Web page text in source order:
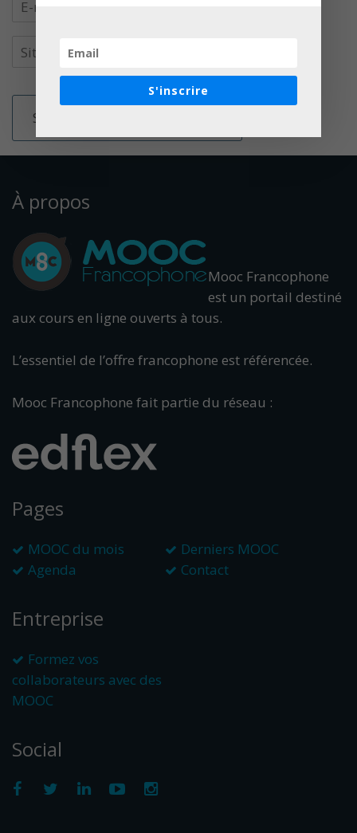
À propos
Mooc Francophone
est un portail destiné
aux cours en ligne ouverts à tous.
L’essentiel de l’offre francophone est référencée.
Mooc Francophone fait partie du réseau :
Pages
MOOC du mois
Derniers MOOC
Agenda
Contact
Entreprise
Formez vos
collaborateurs avec des
MOOC
Social
S'inscrire